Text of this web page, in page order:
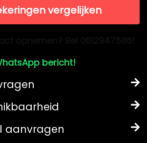
vergelijken
bericht!
aanvragen